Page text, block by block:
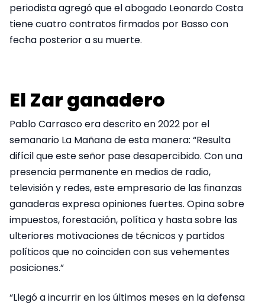
periodista agregó que el abogado Leonardo Costa
tiene cuatro contratos firmados por Basso con
fecha posterior a su muerte.
El Zar ganadero
Pablo Carrasco era descrito en 2022 por el
semanario La Mañana de esta manera: “Resulta
difícil que este señor pase desapercibido. Con una
presencia permanente en medios de radio,
televisión y redes, este empresario de las finanzas
ganaderas expresa opiniones fuertes. Opina sobre
impuestos, forestación, política y hasta sobre las
ulteriores motivaciones de técnicos y partidos
políticos que no coinciden con sus vehementes
posiciones.”
“Llegó a incurrir en los últimos meses en la defensa